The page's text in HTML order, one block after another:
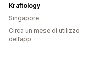
Kraftology
Singapore
Circa un mese di utilizzo
dell’app